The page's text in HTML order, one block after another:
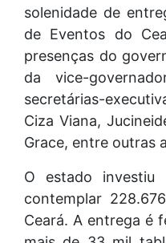
solenidade de
de Eventos do
presenças do
da vice-
secretárias-
Ciza Viana,
Grace, entre outras
O estado investiu
contemplar
Ceará. A entrega é